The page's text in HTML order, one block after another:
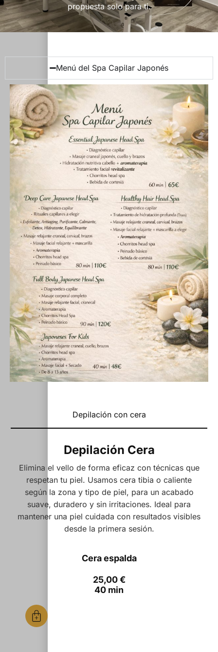
propuesta solo para ti.
Menú del Spa Capilar Japonés
Depilación con cera
Depilación Cera
Elimina el vello de forma eficaz con técnicas que
respetan tu piel. Usamos cera tibia o caliente
según la zona y tipo de piel, para un acabado
suave, duradero y sin irritaciones. Ideal para
mantener una piel cuidada con resultados visibles
desde la primera sesión.
Cera espalda
25,00€
40 min